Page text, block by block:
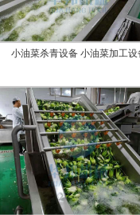
小油菜杀青设备 小油菜加工设